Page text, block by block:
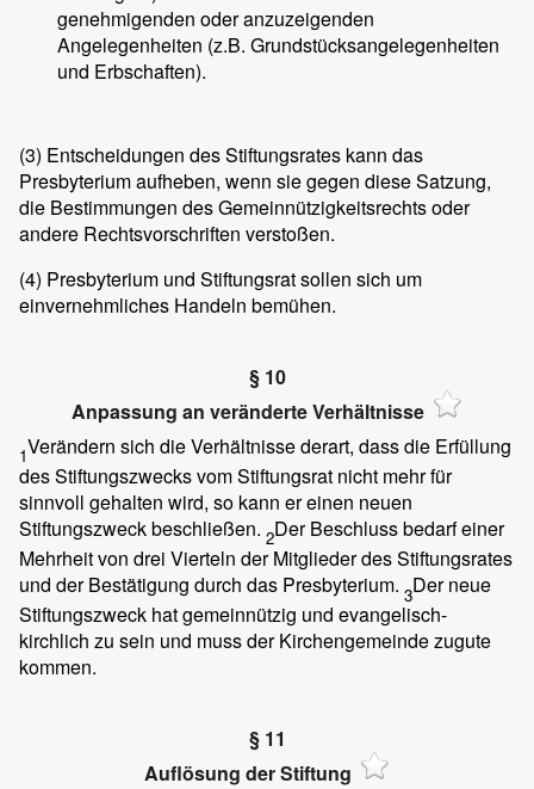
genehmigenden oder anzuzeigenden
Angelegenheiten (z.B. Grundstücksangelegenheiten
und Erbschaften).
(3) Entscheidungen des Stiftungsrates kann das
Presbyterium aufheben, wenn sie gegen diese Satzung,
die Bestimmungen des Gemeinnützigkeitsrechts oder
andere Rechtsvorschriften verstoßen.
(4) Presbyterium und Stiftungsrat sollen sich um
einvernehmliches Handeln bemühen.
§ 10
Anpassung an veränderte Verhältnisse
1Verändern sich die Verhältnisse derart, dass die Erfüllung
des Stiftungszwecks vom Stiftungsrat nicht mehr für
sinnvoll gehalten wird, so kann er einen neuen
Stiftungszweck beschließen. 2Der Beschluss bedarf einer
Mehrheit von drei Vierteln der Mitglieder des Stiftungsrates
und der Bestätigung durch das Presbyterium. 3Der neue
Stiftungszweck hat gemeinnützig und evangelisch-
kirchlich zu sein und muss der Kirchengemeinde zugute
kommen.
§ 11
Auflösung der Stiftung